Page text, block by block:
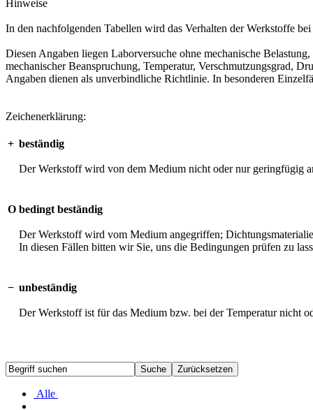
Hinweise
In den nachfolgenden Tabellen wird das Verhalten der Werkstoffe
Diesen Angaben liegen Laborversuche ohne mechanische
mechanischer Beanspruchung, Temperatur, Verschmutzungsgrad,
Angaben dienen als unverbindliche Richtlinie. In besonderen
Zeichenerklärung:
+ beständig
Der Werkstoff wird von dem Medium nicht oder nur geringfügig
O bedingt beständig
Der Werkstoff wird vom Medium angegriffen;
In diesen Fällen bitten wir Sie, uns die Bedingungen prüfen zu
− unbeständig
Der Werkstoff ist für das Medium bzw. bei der Temperatur nicht
Alle